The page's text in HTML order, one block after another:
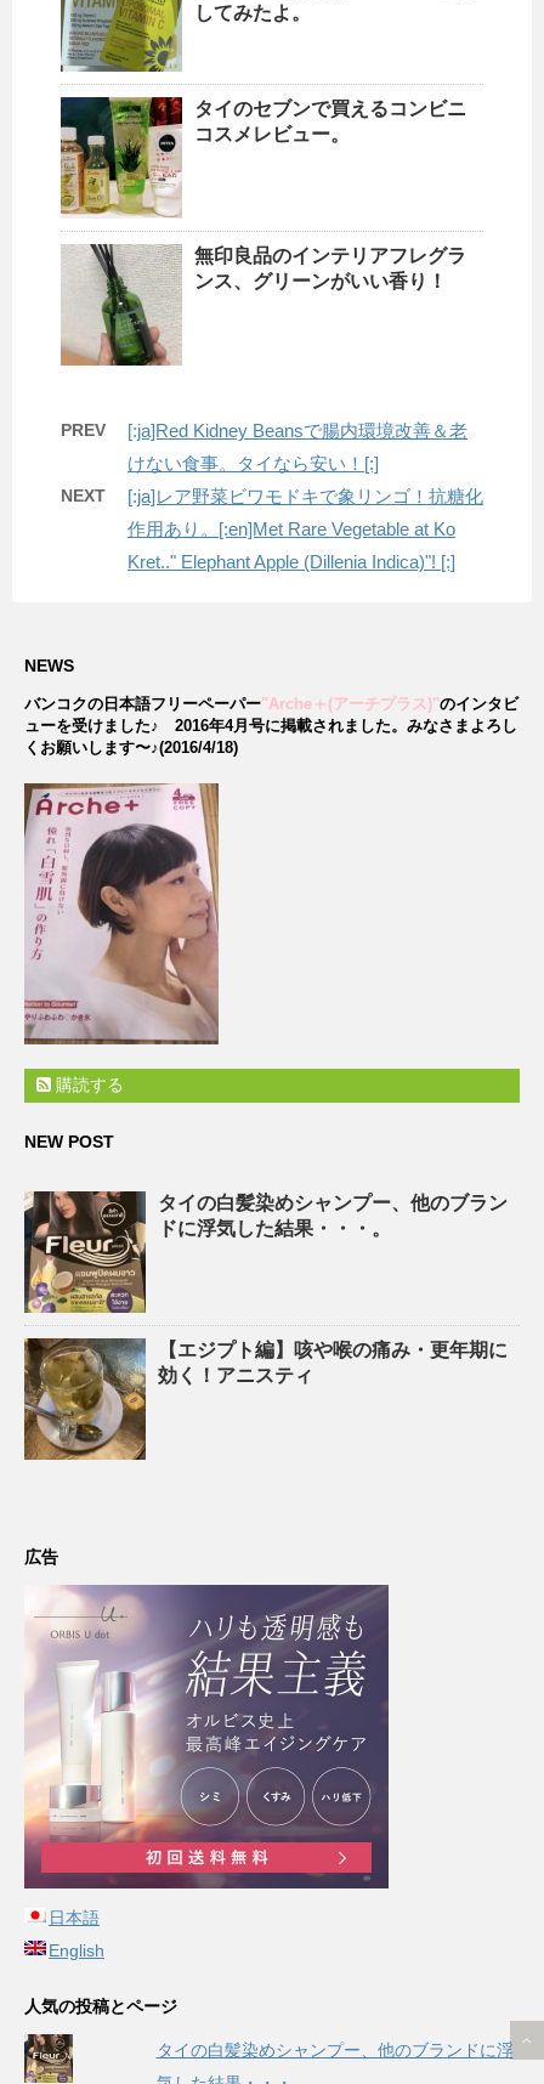
してみたよ。
タイのセブンで買えるコンビニ
コスメレビュー。
無印良品のインテリアフレグラ
ンス、グリーンがいい香り！
PREV
[:ja]Red Kidney Beansで腸内環境改善＆老
けない食事。タイなら安い！[:]
NEXT
[:ja]レア野菜ビワモドキで象リンゴ！抗糖化
作用あり。[:en]Met Rare Vegetable at Ko
Kret.." Elephant Apple (Dillenia Indica)"! [:]
NEWS
バンコクの日本語フリーペーパー"Arche＋(アーチプラス)"のインタビ
ューを受けました♪ 2016年4月号に掲載されました。みなさまよろし
くお願いします〜♪(2016/4/18)
購読する
NEW POST
タイの白髪染めシャンプー、他のブラン
ドに浮気した結果・・・。
【エジプト編】咳や喉の痛み・更年期に
効く！アニスティ
広告
日本語
English
人気の投稿とページ
タイの白髪染めシャンプー、他のブランドに浮